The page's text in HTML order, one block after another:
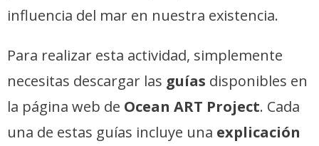
influencia del mar en nuestra existencia.
Para realizar esta actividad, simplemente
necesitas descargar las guías disponibles en
la página web de Ocean ART Project. Cada
una de estas guías incluye una explicación